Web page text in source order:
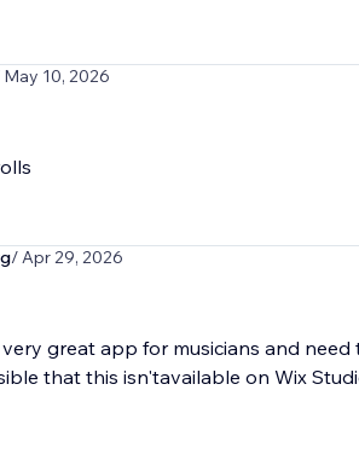
May 10, 2026
/ Apr 29, 2026
very great app for musicians and
that this isn'tavailable on Wix